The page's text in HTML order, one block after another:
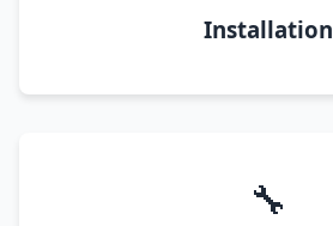
Installation
🔧